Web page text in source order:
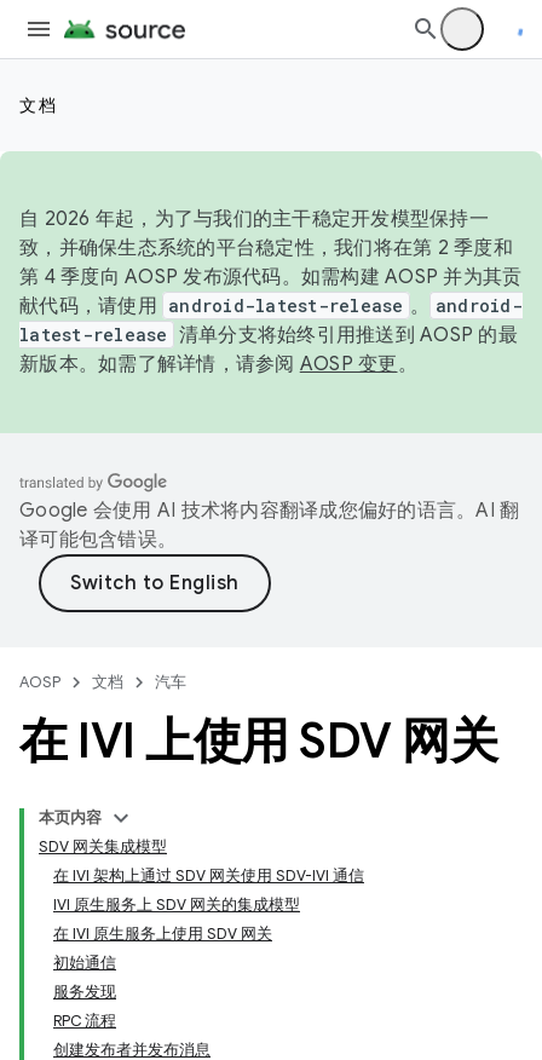
文档
自 2026 年起，为了与我们的主干稳定开发模型保持一
致，并确保生态系统的平台稳定性，我们将在第 2 季度和
第 4 季度向 AOSP 发布源代码。如需构建 AOSP 并为其贡
献代码，请使用 android-latest-release 。
android-
latest-release 清单分支将始终引用推送到 AOSP 的最
新版本。如需了解详情，请参阅 AOSP 变更。
Google 会使用 AI 技术将内容翻译成您偏好的语言。AI 翻
译可能包含错误。
AOSP 文档 汽车
在 IVI 上使用 SDV 网关
本页内容
SDV 网关集成模型
在 IVI 架构上通过 SDV 网关使用 SDV-IVI 通信
IVI 原生服务上 SDV 网关的集成模型
在 IVI 原生服务上使用 SDV 网关
初始通信
服务发现
RPC 流程
创建发布者并发布消息